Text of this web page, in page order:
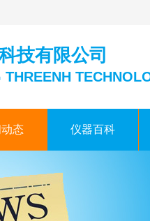
技有限公司
态 仪器百科